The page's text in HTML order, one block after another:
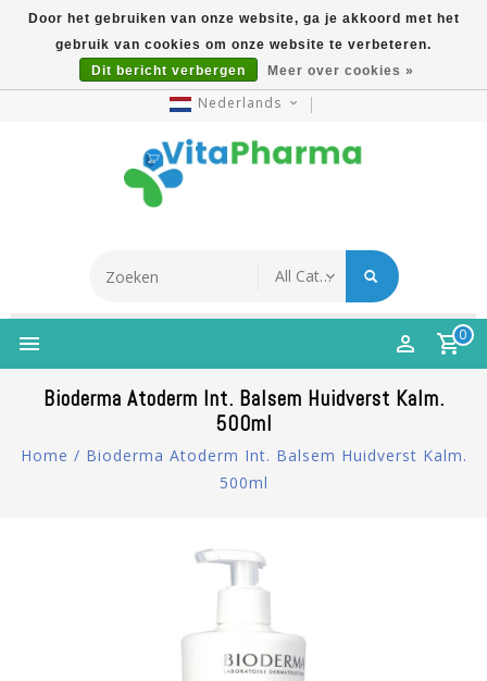
5% Korting Na Aanmelding Op Nieuwsbrief | Gratis
Verzending Vanaf €49 | Online Sinds 2007
Nederlands
0
Bioderma Atoderm Int. Balsem Huidverst Kalm.
500ml
Home / Bioderma Atoderm Int. Balsem Huidverst Kalm.
500ml
Door het gebruiken van onze website, ga je akkoord met het
gebruik van cookies om onze website te verbeteren.
Dit bericht verbergen
Meer over cookies »